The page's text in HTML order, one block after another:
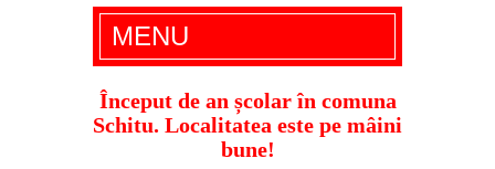
Giurgiu Pe Surse – actualitate giurgiu,
administratie giurgiu, stiri politice, social
economic, editoriale giurgiu, dezvaluiri,
soc, cancan, stiri locale
MENU
Început de an școlar în comuna
Schitu. Localitatea este pe mâini
bune!